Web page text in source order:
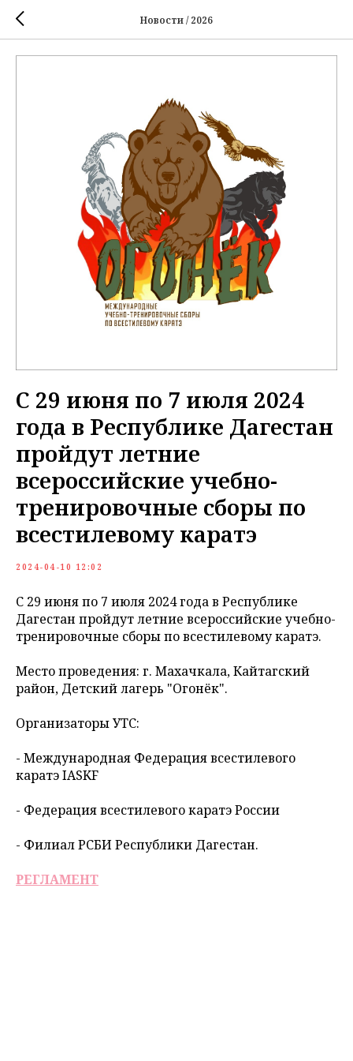
Новости / 2026
С 29 июня по 7 июля 2024
года в Республике Дагестан
пройдут летние
всероссийские учебно-
тренировочные сборы по
всестилевому каратэ
2024-04-10 12:02
С 29 июня по 7 июля 2024 года в Республике
Дагестан пройдут летние всероссийские учебно-
тренировочные сборы по всестилевому каратэ.
Место проведения: г. Махачкала, Кайтагский
район, Детский лагерь "Огонёк".
Организаторы УТС:
- Международная Федерация всестилевого
каратэ IASKF
- Федерация всестилевого каратэ России
- Филиал РСБИ Республики Дагестан.
РЕГЛАМЕНТ